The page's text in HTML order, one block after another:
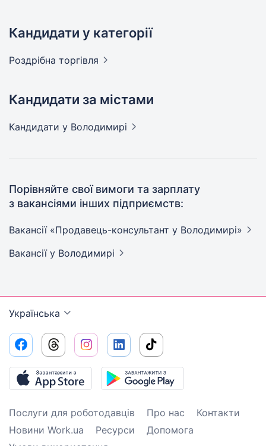
Кандидати у категорії
Роздрібна торгівля
Кандидати за містами
Кандидати у Володимирі
Порівняйте свої вимоги та зарплату
з вакансіями інших підприємств:
Вакансії «Продавець-консультант у Володимирі»
Вакансії у Володимирі
Українська
Послуги для роботодавців Про нас
Контакти
Новини Work.ua
Ресурси
Допомога